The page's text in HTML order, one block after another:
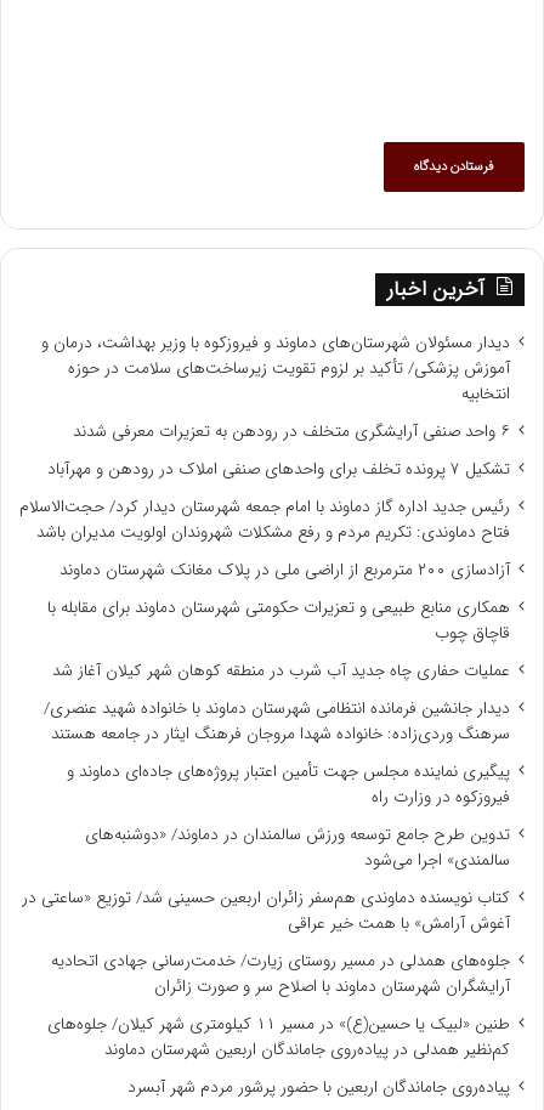
آخرین اخبار
دیدار مسئولان شهرستان‌های دماوند و فیروزکوه با وزیر بهداشت، درمان و
آموزش پزشکی/ تأکید بر لزوم تقویت زیرساخت‌های سلامت در حوزه
انتخابیه
۶ واحد صنفی آرایشگری متخلف در رودهن به تعزیرات معرفی شدند
تشکیل ۷ پرونده تخلف برای واحدهای صنفی املاک در رودهن و مهرآباد
رئیس جدید اداره گاز دماوند با امام جمعه شهرستان دیدار کرد/ حجت‌الاسلام
فتاح دماوندی: تکریم مردم و رفع مشکلات شهروندان اولویت مدیران باشد
آزادسازی ۲۰۰ مترمربع از اراضی ملی در پلاک مغانک شهرستان دماوند
همکاری منابع طبیعی و تعزیرات حکومتی شهرستان دماوند برای مقابله با
قاچاق چوب
عملیات حفاری چاه جدید آب شرب در منطقه کوهان شهر کیلان آغاز شد
دیدار جانشین فرمانده انتظامی شهرستان دماوند با خانواده شهید عنصری/
سرهنگ وردی‌زاده: خانواده شهدا مروجان فرهنگ ایثار در جامعه هستند
پیگیری نماینده مجلس جهت تأمین اعتبار پروژه‌های جاده‌ای دماوند و
فیروزکوه در وزارت راه
تدوین طرح جامع توسعه ورزش سالمندان در دماوند/ «دوشنبه‌های
سالمندی» اجرا می‌شود
کتاب نویسنده دماوندی هم‌سفر زائران اربعین حسینی شد/ توزیع «ساعتی در
آغوش آرامش» با همت خیر عراقی
جلوه‌های همدلی در مسیر روستای زیارت/ خدمت‌رسانی جهادی اتحادیه
آرایشگران شهرستان دماوند با اصلاح سر و صورت زائران
طنین «لبیک یا حسین(ع)» در مسیر ۱۱ کیلومتری شهر کیلان/ جلوه‌های
کم‌نظیر همدلی در پیاده‌روی جاماندگان اربعین شهرستان دماوند
پیاده‌روی جاماندگان اربعین با حضور پرشور مردم شهر آبسرد